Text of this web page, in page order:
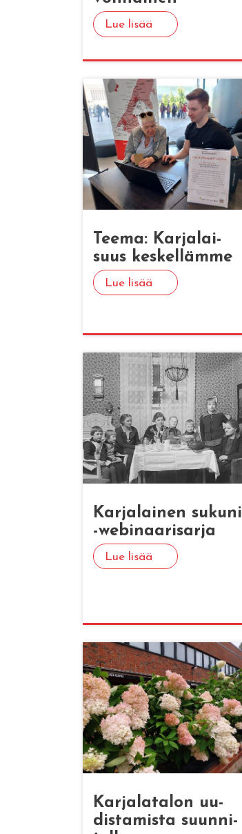
Lue lisää
Teema: Kar­ja­lai­
suus kes­kel­läm­me
Lue lisää
Kar­ja­lai­nen su­ku­ni
-we­bi­naa­ri­sar­ja
Lue lisää
Kar­ja­la­ta­lon uu­
dis­ta­mis­ta suun­ni­